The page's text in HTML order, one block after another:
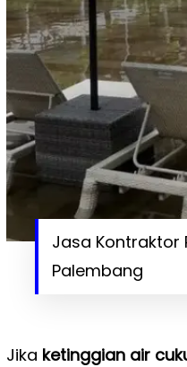
Jasa Kontraktor
Palembang
Jika ketinggian air